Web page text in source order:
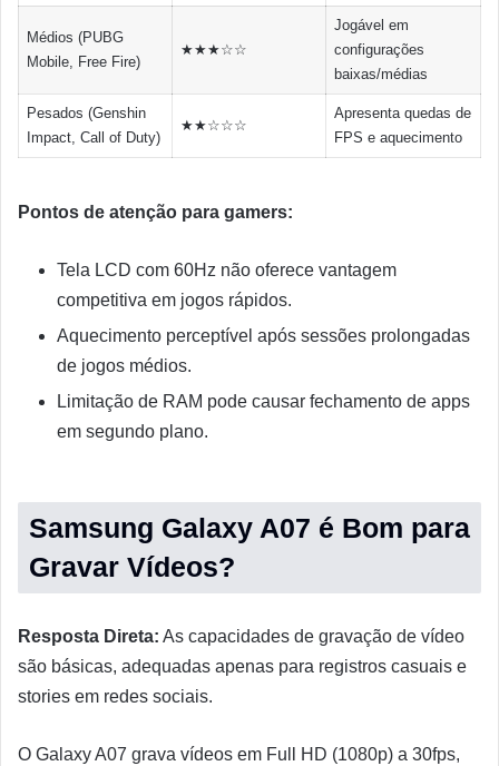
Médios (PUBG
Mobile, Free Fire)
★★★☆☆
Jogável em
configurações
baixas/médias
Pesados (Genshin
Impact, Call of Duty)
★★☆☆☆
Apresenta quedas de
FPS e aquecimento
Pontos de atenção para gamers:
Tela LCD com 60Hz não oferece vantagem
competitiva em jogos rápidos.
Aquecimento perceptível após sessões prolongadas
de jogos médios.
Limitação de RAM pode causar fechamento de apps
em segundo plano.
Samsung Galaxy A07 é Bom para
Gravar Vídeos?
Resposta Direta: As capacidades de gravação de vídeo
são básicas, adequadas apenas para registros casuais e
stories em redes sociais.
O Galaxy A07 grava vídeos em Full HD (1080p) a 30fps,